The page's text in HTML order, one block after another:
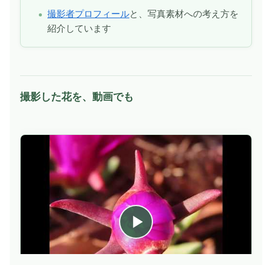
撮影者プロフィールと、写真素材への考え方を
紹介しています
撮影した花を、動画でも